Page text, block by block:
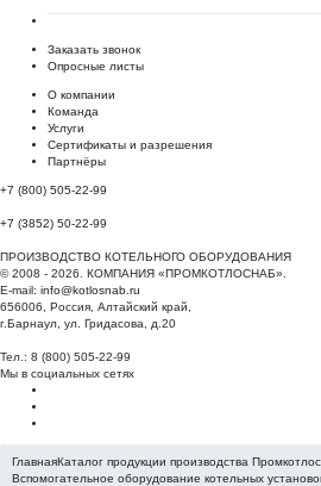
Заказать звонок
Опросные листы
О компании
Команда
Услуги
Сертификаты и разрешения
Партнёры
+7 (800) 505-22-99
+7 (3852) 50-22-99
ПРОИЗВОДСТВО КОТЕЛЬНОГО ОБОРУДОВАНИЯ
© 2008 - 2026. КОМПАНИЯ «ПРОМКОТЛОСНАБ».
E-mail: info@kotlosnab.ru
656006
Россия Алтайский край
г.Барнаул ул. Гридасова, д.20
Тел.: 8 (800) 505-22-99
Мы в социальных сетях
ГлавнаяКаталог продукции производства
Вспомогательное оборудование котельных